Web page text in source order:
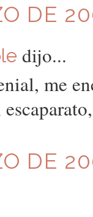
DE
dijo...
me
DE